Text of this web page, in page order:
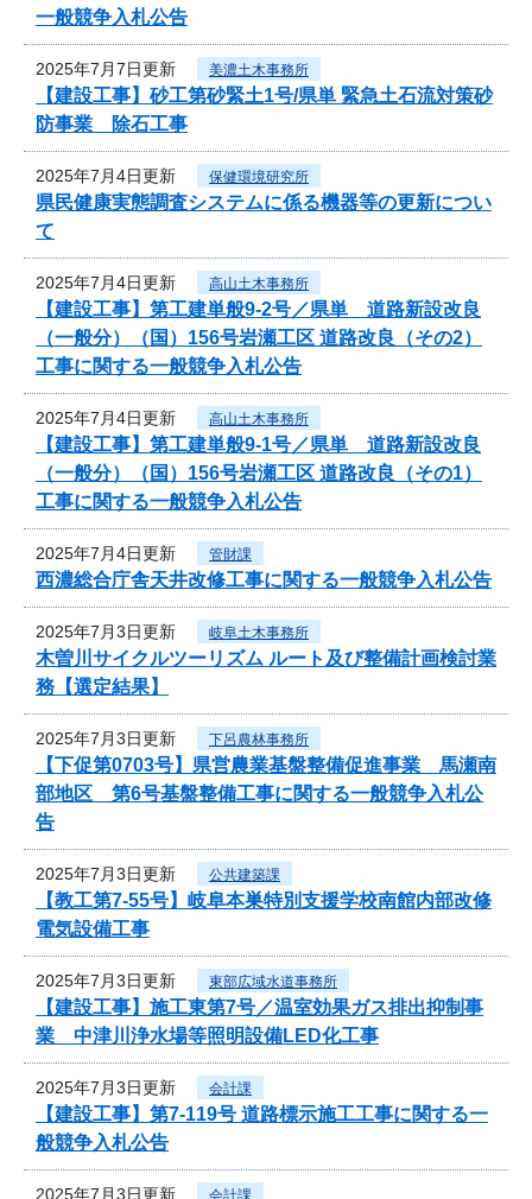
一般競争入札公告
2025年7月7日更新 美濃土木事務所
【建設工事】砂工第砂緊土1号/県単 緊急土石流対策砂
防事業 除石工事
2025年7月4日更新 保健環境研究所
県民健康実態調査システムに係る機器等の更新につい
て
2025年7月4日更新 高山土木事務所
【建設工事】第工建単般9-2号／県単 道路新設改良
（一般分）（国）156号岩瀬工区 道路改良（その2）
工事に関する一般競争入札公告
2025年7月4日更新 高山土木事務所
【建設工事】第工建単般9-1号／県単 道路新設改良
（一般分）（国）156号岩瀬工区 道路改良（その1）
工事に関する一般競争入札公告
2025年7月4日更新 管財課
西濃総合庁舎天井改修工事に関する一般競争入札公告
2025年7月3日更新 岐阜土木事務所
木曽川サイクルツーリズム ルート及び整備計画検討業
務【選定結果】
2025年7月3日更新 下呂農林事務所
【下促第0703号】県営農業基盤整備促進事業 馬瀬南
部地区 第6号基盤整備工事に関する一般競争入札公
告
2025年7月3日更新 公共建築課
【教工第7-55号】岐阜本巣特別支援学校南館内部改修
電気設備工事
2025年7月3日更新 東部広域水道事務所
【建設工事】施工東第7号／温室効果ガス排出抑制事
業 中津川浄水場等照明設備LED化工事
2025年7月3日更新 会計課
【建設工事】第7-119号 道路標示施工工事に関する一
般競争入札公告
2025年7月3日更新 会計課